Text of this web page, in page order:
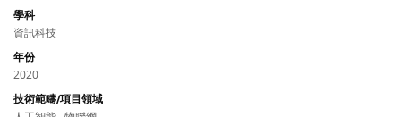
學科
資訊科技
年份
2020
技術範疇/項目領域